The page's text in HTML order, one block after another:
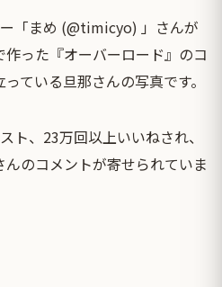
「まめ (@timicyo) 」さんが
った『オーバーロード』のコ
ている旦那さんの写真です。
ト、23万回以上いいねされ、
のコメントが寄せられていま